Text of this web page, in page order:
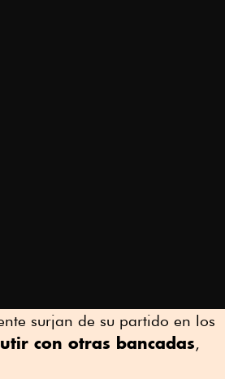
surjan de su partido en los
con otras bancadas,